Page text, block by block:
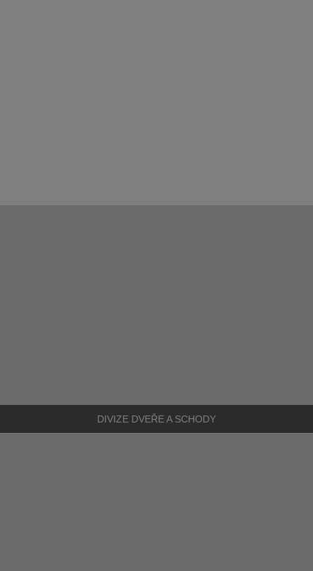
DIVIZE DVEŘE A SCHODY